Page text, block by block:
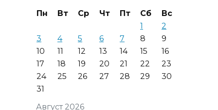
Август 2026
Пн Вт Ср Чт Пт Сб
Вс
1
2
3
4 5 6 7 8
9
10
11 12 13 14 15
16
17
18 19 20 21 22
23
24
25 26 27 28 29
30
31